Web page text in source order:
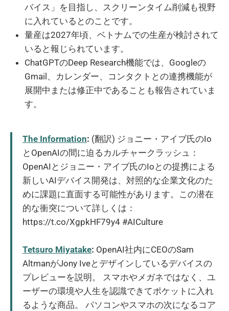
バイス」を目指し、スクリーンタイム削減も視野
に入れているとのことです。
量産は2027年頃、ベトナムでの生産が検討されて
いると報じられています。
ChatGPTのDeep Research機能では、Googleの
Gmail、カレンダー、コンタクトとの連携機能が
展開中または修正中であることも報告されていま
す。
The Information: (翻訳) ジョニー・アイブ氏のIo
とOpenAIの間に迫るカルチャークラッシュ：
OpenAIとジョニー・アイブ氏のIoとの提携による
新しいAIデバイス開発は、対照的な企業文化のた
めに課題に直面する可能性があります。この潜在
的な衝突について詳しくは：
https://t.co/XgpkHF79y4 #AICulture
Tetsuro Miyatake: OpenAI社内にCEOのSam
AltmanがJony Iveとデザインしているデバイスの
プレビューを説明。 スマホやメガネではなく、ユ
ーザーの環境や人生を認識できてポケットに入れ
るような商品。 パソコンやスマホの次になるコア